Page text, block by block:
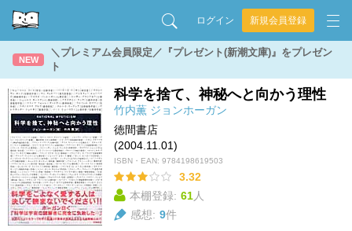
ログイン 新規会員登録
NEW
＼プレミアム会員限定／『プレゼント(新潮文庫)』をプレゼン
ト
科学を捨て、神秘へと向かう理性
竹内薫 ジョンホーガン
徳間書店
(2004.11.01)
ISBN・EAN: 9784198619503
3.32
本棚登録: 61人
感想: 9件